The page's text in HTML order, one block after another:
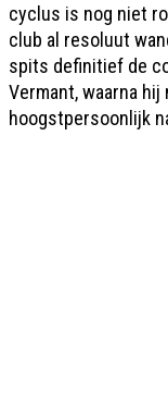
cyclus is nog niet
club al resoluut
spits definitief de
Vermant, waarna
hoogstpersoonlijk